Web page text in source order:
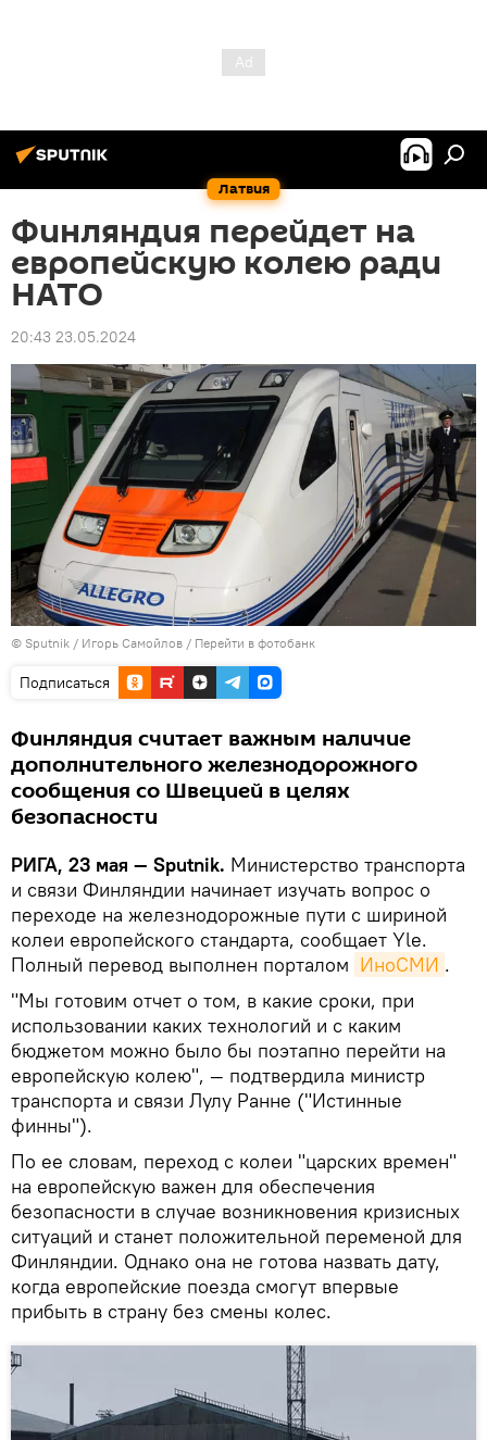
Латвия
Финляндия перейдет на
европейскую колею ради
НАТО
20:43 23.05.2024
© Sputnik / Игорь Самойлов / Перейти в фотобанк
Подписаться
Финляндия считает важным наличие
дополнительного железнодорожного
сообщения со Швецией в целях
безопасности
РИГА, 23 мая — Sputnik. Министерство транспорта
и связи Финляндии начинает изучать вопрос о
переходе на железнодорожные пути с шириной
колеи европейского стандарта, сообщает Yle.
Полный перевод выполнен порталом ИноСМИ .
"Мы готовим отчет о том, в какие сроки, при
использовании каких технологий и с каким
бюджетом можно было бы поэтапно перейти на
европейскую колею", — подтвердила министр
транспорта и связи Лулу Ранне ("Истинные
финны").
По ее словам, переход с колеи "царских времен"
на европейскую важен для обеспечения
безопасности в случае возникновения кризисных
ситуаций и станет положительной переменой для
Финляндии. Однако она не готова назвать дату,
когда европейские поезда смогут впервые
прибыть в страну без смены колес.